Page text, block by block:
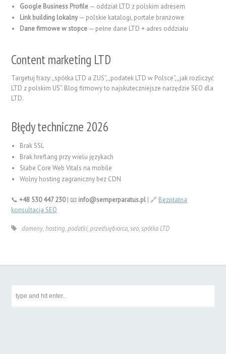
Google Business Profile — oddział LTD z polskim adresem
Link building lokalny— polskie katalogi, portale branżowe
Dane firmowe w stopce — pełne dane LTD + adres oddziału
Content marketing LTD
Targetuj frazy: „spółka LTD a ZUS”, „podatek LTD w Polsce”, „jak rozliczyć
LTD z polskim US”. Blog firmowy to najskuteczniejsze narzędzie SEO dla
LTD.
Błędy techniczne 2026
Brak SSL
Brak hreflang przy wielu językach
Słabe Core Web Vitals na mobile
Wolny hosting zagraniczny bez CDN
📞+48 530 447 230| 📧 info@semperparatus.pl | 🔗 Bezpłatna
konsultacja SEO
domeny,hosting,podatki,przedsiębiorca,seo,spółka LTD